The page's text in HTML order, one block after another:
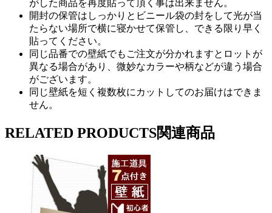
がした商品を再度貼って頂く事は出来ません。
開封の保管はしっかりとビニール袋の封をして光が当
たらない場所で横に寝かせて保管し、できる限り早く
貼ってください。
同じ品番での壁紙でもご注文が分かれますとロットが
異なる場合があり、微妙なカラーや柄などが違う場合
がございます。
同じ壁紙を短く複数枚にカットしてのお届けはできま
せん。
RELATED PRODUCTS関連商品